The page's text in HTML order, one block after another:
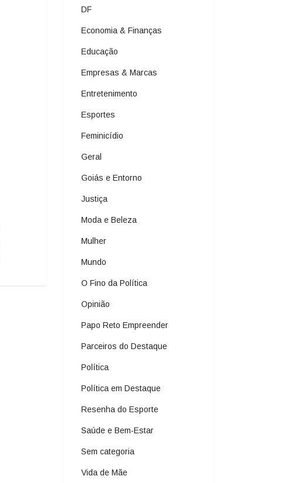
DF
Economia & Finanças
Educação
Empresas & Marcas
Entretenimento
Esportes
Feminicídio
Geral
Goiás e Entorno
Justiça
Moda e Beleza
Mulher
Mundo
O Fino da Política
Opinião
Papo Reto Empreender
Parceiros do Destaque
Política
Política em Destaque
Resenha do Esporte
Saúde e Bem-Estar
Sem categoria
Vida de Mãe